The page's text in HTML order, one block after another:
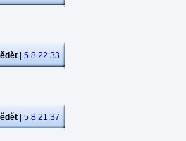
| 5.8 22:33
| 5.8 21:37